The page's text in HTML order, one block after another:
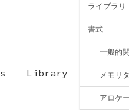
ライブラリ
書式
一般的
メモリ
アロケ
Library